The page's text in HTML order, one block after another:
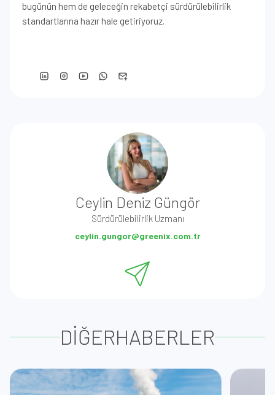
bugünün hem de geleceğin rekabetçi sürdürülebilirlik
standartlarına hazır hale getiriyoruz.
Ceylin Deniz Güngör
Sürdürülebilirlik Uzmanı
ceylin.gungor@greenix.com.tr
DİĞERHABERLER